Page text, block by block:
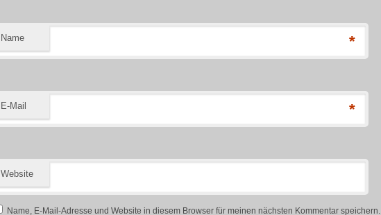
Name *
E-Mail *
Website
Name, E-Mail-Adresse und Website in diesem Browser für meinen nächsten Kommentar speichern.